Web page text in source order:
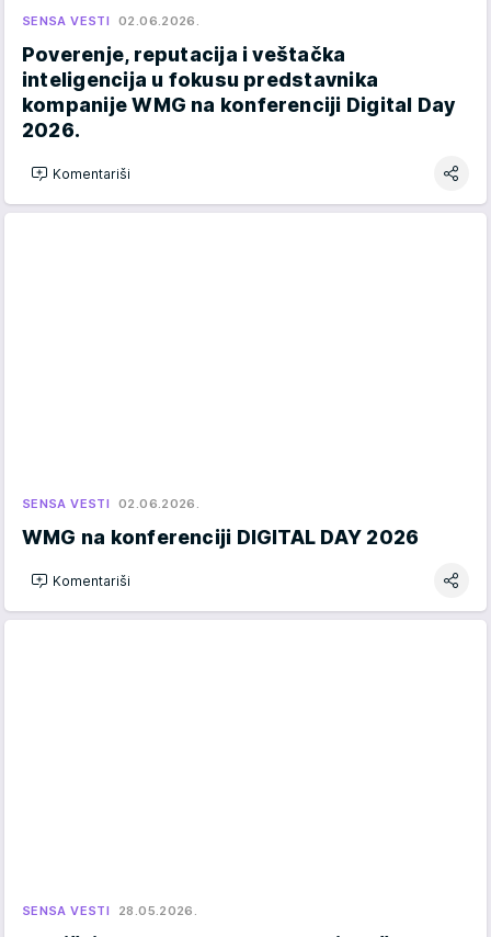
SENSA VESTI 02.06.2026.
Poverenje, reputacija i veštačka
inteligencija u fokusu predstavnika
kompanije WMG na konferenciji Digital Day
2026.
Komentariši
SENSA VESTI 02.06.2026.
WMG na konferenciji DIGITAL DAY 2026
Komentariši
SENSA VESTI 28.05.2026.